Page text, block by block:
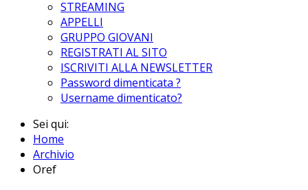
STREAMING
APPELLI
GRUPPO GIOVANI
REGISTRATI AL SITO
ISCRIVITI ALLA NEWSLETTER
Password dimenticata ?
Username dimenticato?
Sei qui:
Home
Archivio
Oref